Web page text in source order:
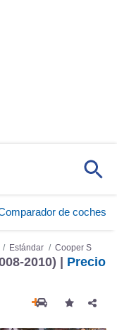
de coches
Estándar
Cooper S
2010) | Precio